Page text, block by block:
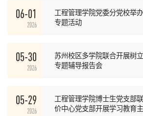
06-01
2026
工程管理学院党委分党校举
专题活动
05-30
2026
苏州校区多学院联合开展树
专题辅导报告会
05-29
2026
工程管理学院博士生党支部
价中心党支部开展学习教育